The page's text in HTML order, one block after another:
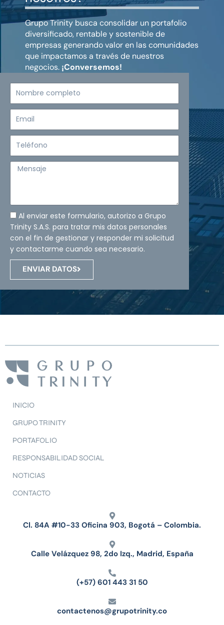
Grupo Trinity busca consolidar un portafolio
diversificado, rentable y sostenible de
empresas generando valor en las comunidades
que impactamos a través de nuestros
negocios. ¡Conversemos!
Mensaje
Al enviar este formulario, autorizo a Grupo
Trinity S.A.S. para tratar mis datos personales
con el fin de gestionar y responder mi solicitud
y contactarme cuando sea necesario.
ENVIAR DATOS
INICIO
GRUPO TRINITY
PORTAFOLIO
RESPONSABILIDAD SOCIAL
NOTICIAS
CONTACTO
Cl. 84A #10-33 Oficina 903, Bogotá – Colombia.
Calle Velázquez 98, 2do Izq., Madrid, España
(+57) 601 443 31 50
contactenos@grupotrinity.co